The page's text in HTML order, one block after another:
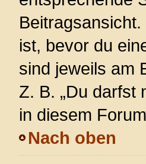
ist, bevor du
sind jeweils am
Z. B. „Du darfst
in diesem
Nach oben